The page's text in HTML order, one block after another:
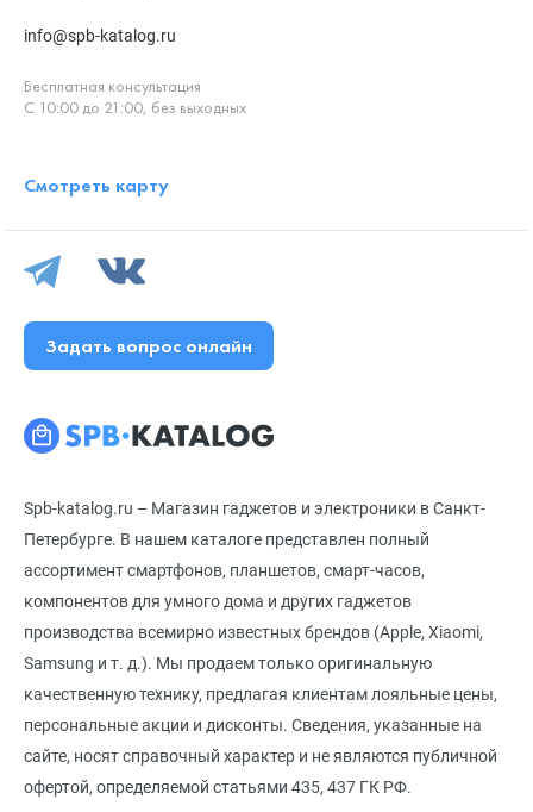
Spb-katalog.ru – Магазин гаджетов и электроники в Санкт-
Петербурге. В нашем каталоге представлен полный
ассортимент смартфонов, планшетов, смарт-часов,
компонентов для умного дома и других гаджетов
производства всемирно известных брендов (Apple, Xiaomi,
Samsung и т. д.). Мы продаем только оригинальную
качественную технику, предлагая клиентам лояльные цены,
персональные акции и дисконты. Сведения, указанные на
сайте, носят справочный характер и не являются публичной
офертой, определяемой статьями 435, 437 ГК РФ.
info@spb-katalog.ru
Бесплатная консультация
С 10:00 до 21:00, без выходных
Смотреть карту
Задать вопрос онлайн